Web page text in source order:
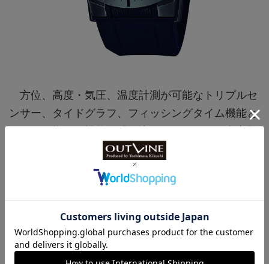
方位、高度・気圧、温度計測が可能なトリプルセ
ンサー、タイドグラフ、フィッシングタイム機能と
はすっきりとしており、高い視認性を確保してい
■樹脂×SS（47mm径）。20気圧防水。クォーツ
（電波ソーラー）。7万400円
次のページへ >